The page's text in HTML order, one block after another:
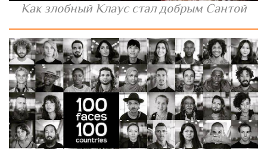
Как злобный Клаус стал добрым Сантой